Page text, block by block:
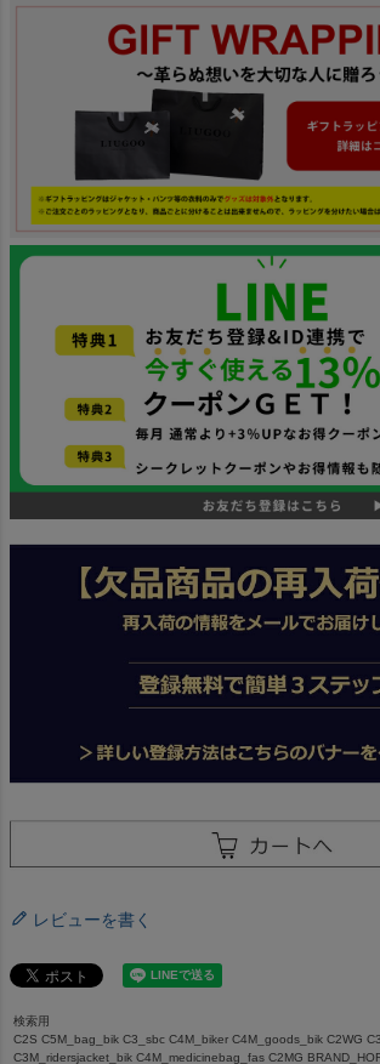
レビューを書く
検索用
C2S C5M_bag_bik C3_sbc C4M_biker C4M_goods_bik C2WG
C3M_ridersjacket_bik C4M_medicinebag_fas C2MG